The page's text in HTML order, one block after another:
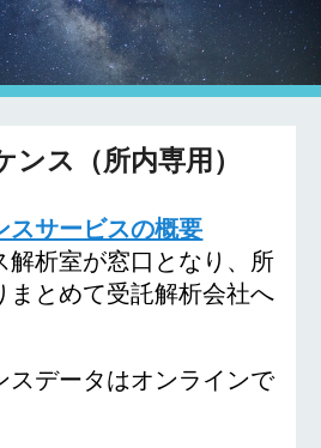
ス（所内専用）
スサービスの概要
解析室が窓口となり、所
まとめて受託解析会社へ
スデータはオンラインで